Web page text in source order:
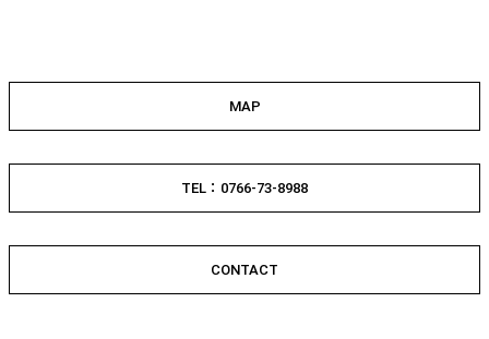
MAP
TEL：0766-73-8988
CONTACT